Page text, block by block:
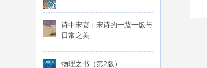
诗中宋宴：宋诗的一蔬一饭与
日常之美
物理之书（第2版）